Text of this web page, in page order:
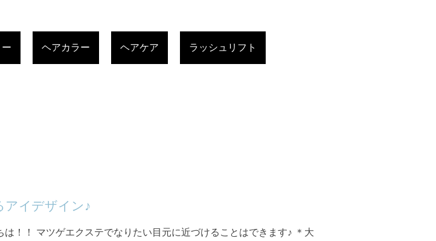
ヘアカラー ヘアケア ラッシュリフト
アイデザイン♪
は！！ マツゲエクステでなりたい目元に近づけることはできます♪ ＊大